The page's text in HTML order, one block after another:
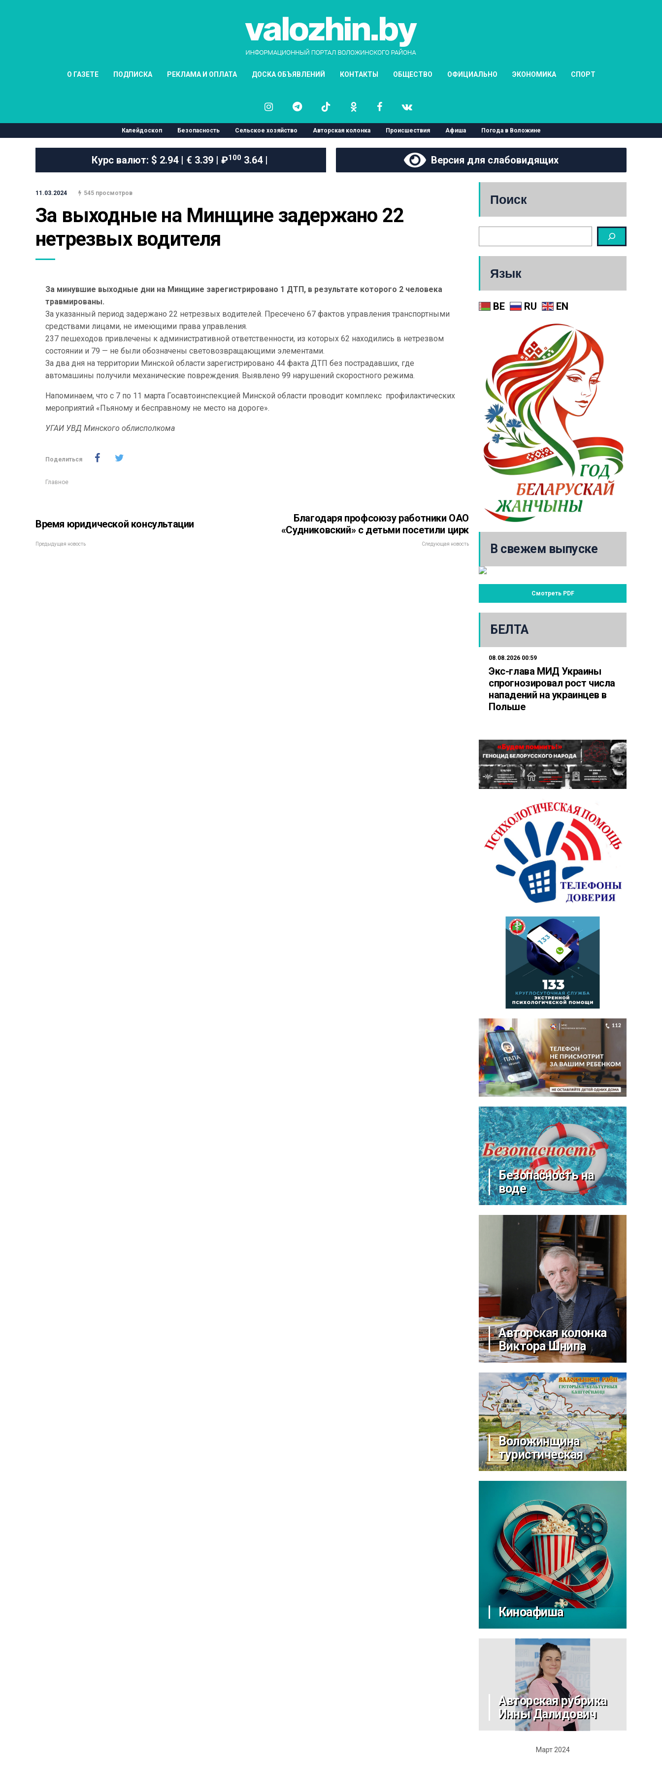
О ГАЗЕТЕ ПОДПИСКА РЕКЛАМА И ОПЛАТА ДОСКА ОБЪЯВЛЕНИЙ КОНТАКТЫ ОБЩЕСТВО ОФИЦИАЛЬНО ЭКОНОМИКА СПОРТ
Калейдоскоп Безопасность Сельское хозяйство Авторская колонка Происшествия Афиша Погода в Воложине
Курс валют: $ 2.94 | € 3.39 | ₽1003.64 | Версия для слабовидящих
11.03.2024 545 просмотров
За выходные на Минщине задержано 22
нетрезвых водителя
За минувшие выходные дни на Минщине зарегистрировано 1 ДТП, в результате которого 2 человека
травмированы.
За указанный период задержано 22 нетрезвых водителей. Пресечено 67 фактов управления транспортными
средствами лицами, не имеющими права управления.
237 пешеходов привлечены к административной ответственности, из которых 62 находились в нетрезвом
состоянии и 79 — не были обозначены световозвращающими элементами.
За два дня на территории Минской области зарегистрировано 44 факта ДТП без пострадавших, где
автомашины получили механические повреждения. Выявлено 99 нарушений скоростного режима.
Напоминаем, что с 7 по 11 марта Госавтоинспекцией Минской области проводит комплекс профилактических
мероприятий «Пьяному и бесправному не место на дороге».
УГАИ УВД Минского облисполкома
Поделиться
Главное
Время юридической консультации
Предыдущая новость
Благодаря профсоюзу работники ОАО
«Судниковский» с детьми посетили цирк
Следующая новость
Поиск
Язык
BE RU EN
В свежем выпуске
Смотреть PDF
БЕЛТА
08.08.2026 00:59
Экс-глава МИД Украины
спрогнозировал рост числа
нападений на украинцев в
Польше
Безопасность на
воде
Авторская колонка
Виктора Шнипа
Воложинщина
туристическая
Киноафиша
Авторская рубрика
Инны Далидович
Март 2024